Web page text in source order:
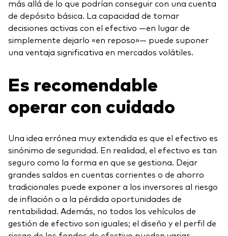
más allá de lo que podrían conseguir con una cuenta
de depósito básica. La capacidad de tomar
decisiones activas con el efectivo —en lugar de
simplemente dejarlo «en reposo»— puede suponer
una ventaja significativa en mercados volátiles.
Es recomendable
operar con cuidado
Una idea errónea muy extendida es que el efectivo es
sinónimo de seguridad. En realidad, el efectivo es tan
seguro como la forma en que se gestiona. Dejar
grandes saldos en cuentas corrientes o de ahorro
tradicionales puede exponer a los inversores al riesgo
de inflación o a la pérdida oportunidades de
rentabilidad. Además, no todos los vehículos de
gestión de efectivo son iguales; el diseño y el perfil de